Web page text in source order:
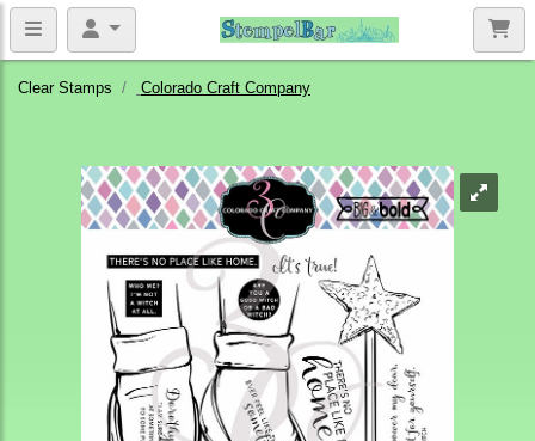
Clear Stamps Colorado Craft Company